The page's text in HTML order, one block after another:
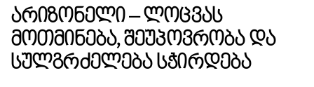
Არიზონელი – Ლოცვას
Მოთმინება, Შეუპოვრობა Და
Სულგრძელება Სჭირდება